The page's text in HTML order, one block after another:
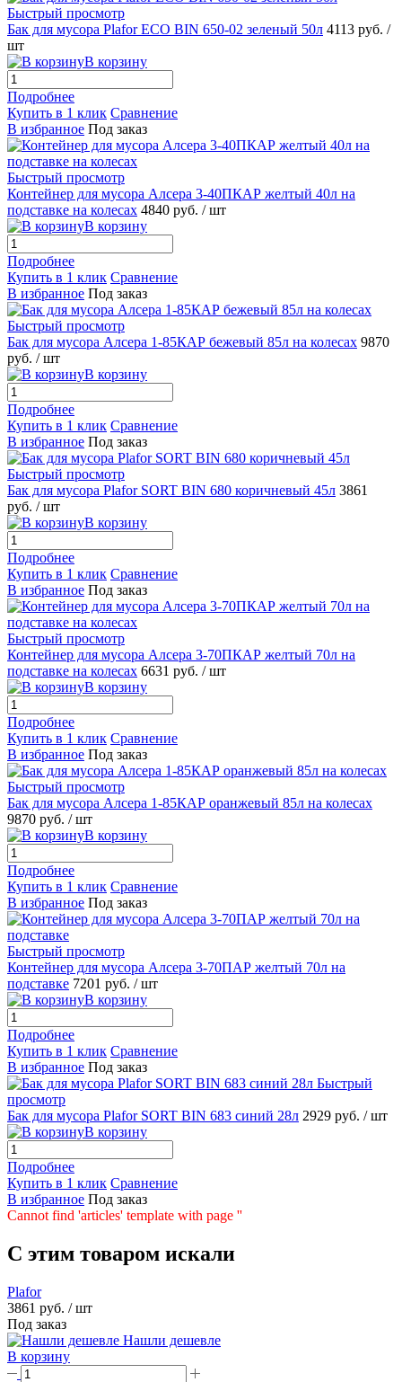
Быстрый просмотр
Бак для мусора Plafor ECO BIN 650-02 зеленый 50л 4113 руб. /
шт
В корзину
Подробнее
Купить в 1 клик Сравнение
В избранное Под заказ
Быстрый просмотр
Контейнер для мусора Алсера 3-40ПКАР желтый 40л на
подставке на колесах 4840 руб. / шт
В корзину
Подробнее
Купить в 1 клик Сравнение
В избранное Под заказ
Быстрый просмотр
Бак для мусора Алсера 1-85КАР бежевый 85л на колесах 9870
руб. / шт
В корзину
Подробнее
Купить в 1 клик Сравнение
В избранное Под заказ
Быстрый просмотр
Бак для мусора Plafor SORT BIN 680 коричневый 45л 3861
руб. / шт
В корзину
Подробнее
Купить в 1 клик Сравнение
В избранное Под заказ
Быстрый просмотр
Контейнер для мусора Алсера 3-70ПКАР желтый 70л на
подставке на колесах 6631 руб. / шт
В корзину
Подробнее
Купить в 1 клик Сравнение
В избранное Под заказ
Быстрый просмотр
Бак для мусора Алсера 1-85КАР оранжевый 85л на колесах
9870 руб. / шт
В корзину
Подробнее
Купить в 1 клик Сравнение
В избранное Под заказ
Быстрый просмотр
Контейнер для мусора Алсера 3-70ПАР желтый 70л на
подставке 7201 руб. / шт
В корзину
Подробнее
Купить в 1 клик Сравнение
В избранное Под заказ
Быстрый
просмотр
Бак для мусора Plafor SORT BIN 683 синий 28л 2929 руб. / шт
В корзину
Подробнее
Купить в 1 клик Сравнение
В избранное Под заказ
Cannot find 'articles' template with page ''
C этим товаром искали
Plafor
3861 руб. / шт
Под заказ
Нашли дешевле
В корзину